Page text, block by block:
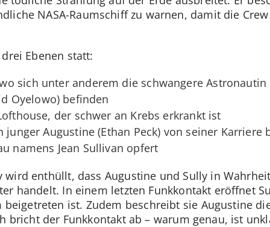
NASA-Raumschiff zu warnen, damit die
Ebenen statt:
sich unter anderem die schwangere Astronautin
Oyelowo) befinden
der schwer an Krebs erkrankt ist
Augustine (Ethan Peck) von seiner Karriere
namens Jean Sullivan opfert
wird enthüllt, dass Augustine und Sully in
handelt. In einem letzten Funkkontakt eröffnet
ist. Zudem beschreibt sie Augustine
bricht der Funkkontakt ab – warum genau, ist